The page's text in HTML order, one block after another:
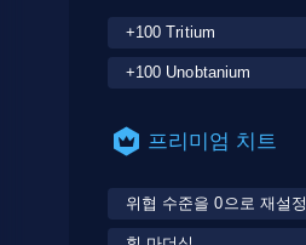
+100 Tritium
+100 Unobtanium
프리미엄 치트
위협 수준을 0으로 재설정